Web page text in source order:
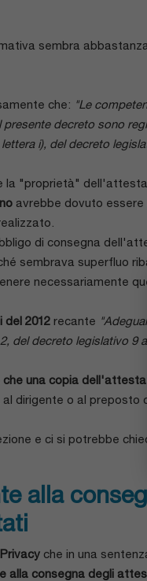
sembra
che: "Le
decreto sono
i), del decreto
la "proprietà"
avrebbe dovuto essere
di consegna
sembrava superfluo
necessariamente
del 2012 recante
del decreto legislativo 9
una copia
dirigente o al preposto
e ci si potrebbe
alla
che in una
alla consegna degli